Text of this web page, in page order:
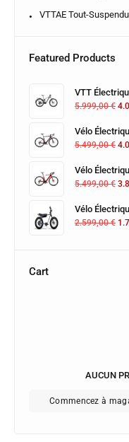
VTTAE Tout-Suspendu
Featured Products
VTT
5.999,00€
Vélo
5.499,00€
Vélo
5.499,00€
Vélo
2.599,00€
Cart
AUCUN
Commencez à